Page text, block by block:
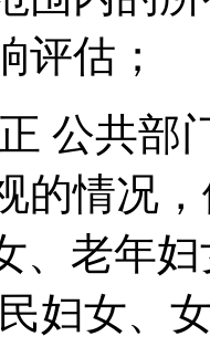
评估；
公共部
的情况
、老年
妇女、